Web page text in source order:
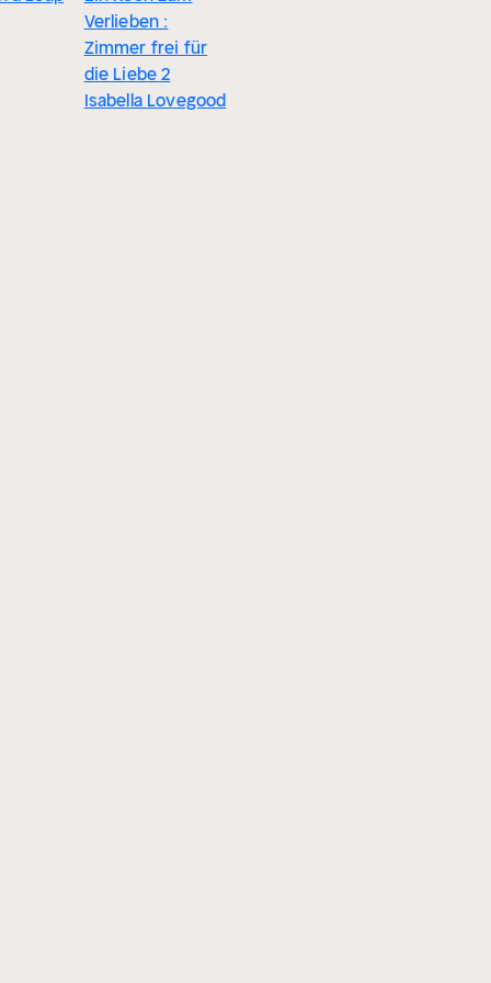
Verlieben :
Zimmer frei für
die Liebe 2
Isabella Lovegood